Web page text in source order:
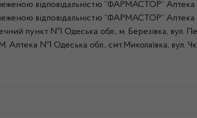
відповідальністю “ФАРМАСТОР”
відповідальністю “ФАРМАСТОР”
пункт №1 Одеська обл., м. Березівка, вул.
№1 Одеська обл., смт.Миколаївка, вул.